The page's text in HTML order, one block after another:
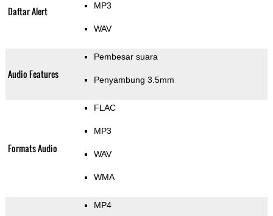
Daftar Alert MP3
WAV
Audio Features
Pembesar suara
Penyambung 3.5mm
Formats Audio
FLAC
MP3
WAV
WMA
MP4